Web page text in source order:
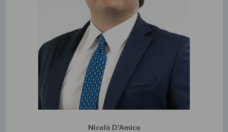
Nicolò D'Amico